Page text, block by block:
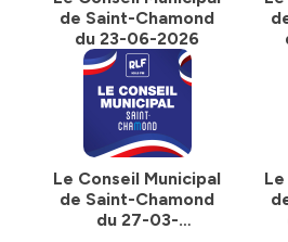
de Saint-Chamond
du 23-06-2026
Le Conseil Municipal
de Saint-Chamond
du 27-03-